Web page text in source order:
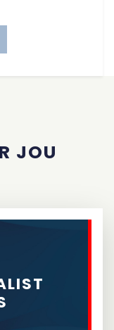
JOU